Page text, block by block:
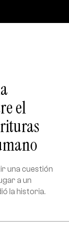
el
una cuestión
a un
la historia.